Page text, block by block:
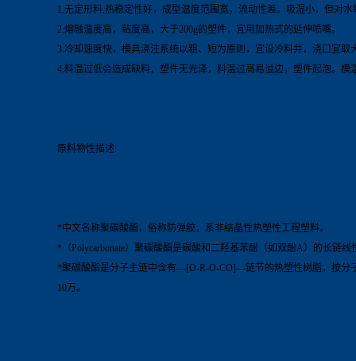
1.无定形料,热稳定性好，成型温度范围宽，流动性差。吸湿小，但对
2.熔融温度高，粘度高，大于200g的塑件，宜用加热式的延伸喷嘴。
3.冷却速度快，模具浇注系统以粗、短为原则，宜设冷料井，浇口宜取
4.料温过低会造成缺料，塑件无光泽，料温过高易溢边，塑件起泡。
原料物性描述:
*中文名称聚碳酸酯，俗称防弹胶，系非结晶性热塑性工程塑料。
*（Polycarbonate）聚碳酸酯是碳酸和二羟基苯酚（如双酚A）的长链线
*聚碳酸酯是分子主链中含有—[O-R-O-CO]—链节的热塑性树脂，按分
10万。